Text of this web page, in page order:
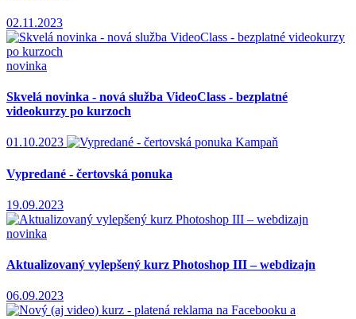
02.11.2023
novinka
Skvelá novinka - nová služba VideoClass - bezplatné
videokurzy po kurzoch
01.10.2023 Kampaň
Vypredané - čertovská ponuka
19.09.2023
novinka
Aktualizovaný vylepšený kurz Photoshop III – webdizajn
06.09.2023